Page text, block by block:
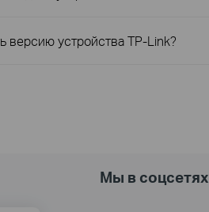
версию устройства TP-Link?
Мы в соцсетях